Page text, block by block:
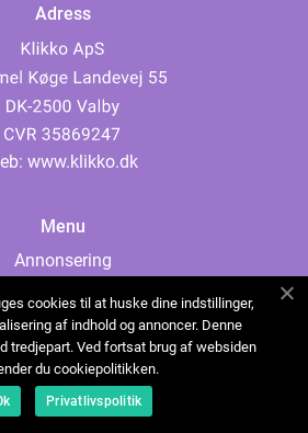
Adress
www.klikko.dk
Menu
Annonsering
Cookies
Kontakta oss
Sitemap
cookies til at huske dine indstillinger,
af indhold og annoncer. Denne
tredjepart. Ved fortsat brug af websiden
du cookiepolitikken.
Privatlivspolitik